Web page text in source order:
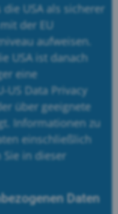
USA als sicherer
der EU
aufweisen.
USA ist danach
eine
US Data Privacy
über geeignete
Informationen zu
einschließlich
in dieser
Daten